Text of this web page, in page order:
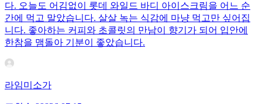
다. 오늘도 어김없이 롯데 와일드 바디 아이스크림을 어느 순
간에 먹고 말았습니다. 살살 녹는 식감에 마냥 먹고만 싶어집
니다. 좋아하는 커피와 초콜릿의 만남이 향기가 되어 입안에
한참을 맴돌아 기분이 좋았습니다.
라임미소가